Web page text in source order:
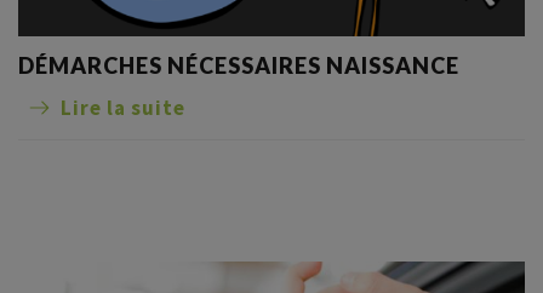
DÉMARCHES NÉCESSAIRES NAISSANCE
Lire la suite